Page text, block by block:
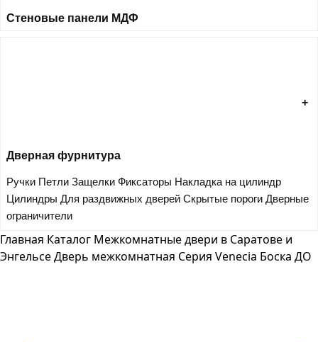
Стеновые панели МДФ
Дверная фурнитура
Ручки Петли Защелки Фиксаторы Накладка на цилиндр
Цилиндры Для раздвижных дверей Скрытые пороги Дверные
ограничители
Главная Каталог Межкомнатные двери в Саратове и
ЭнгельсеДверь межкомнатная Серия Venecia Боска ДО